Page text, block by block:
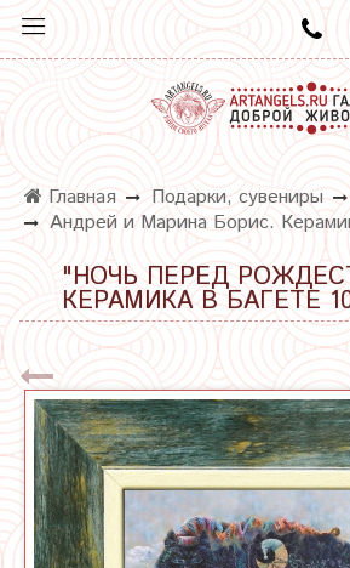
Главная Подарки, сувениры
Андрей и Марина Борис.
"НОЧЬ ПЕРЕД
КЕРАМИКА В БАГЕТЕ